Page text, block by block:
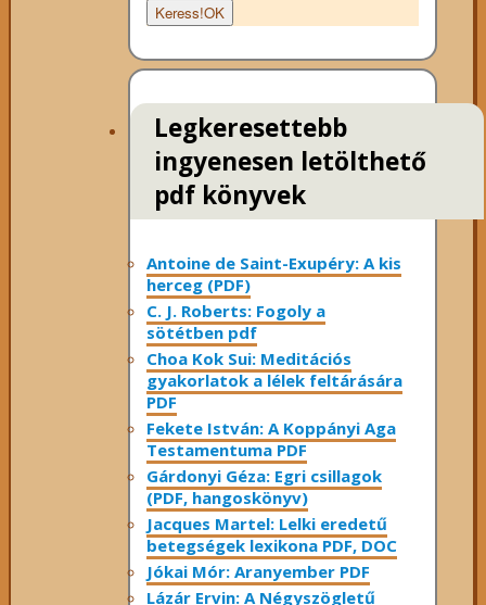
Keress!OK
Legkeresettebb
ingyenesen letölthető
pdf könyvek
Antoine de Saint-Exupéry: A kis
herceg (PDF)
C. J. Roberts: Fogoly a
sötétben pdf
Choa Kok Sui: Meditációs
gyakorlatok a lélek feltárására
PDF
Fekete István: A Koppányi Aga
Testamentuma PDF
Gárdonyi Géza: Egri csillagok
(PDF, hangoskönyv)
Jacques Martel: Lelki eredetű
betegségek lexikona PDF, DOC
Jókai Mór: Aranyember PDF
Lázár Ervin: A Négyszögletű